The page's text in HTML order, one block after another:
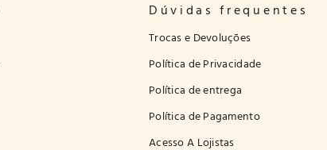
Dúvidas frequentes
Trocas e Devoluções
Política de Privacidade
Política de entrega
Política de Pagamento
Acesso A Lojistas